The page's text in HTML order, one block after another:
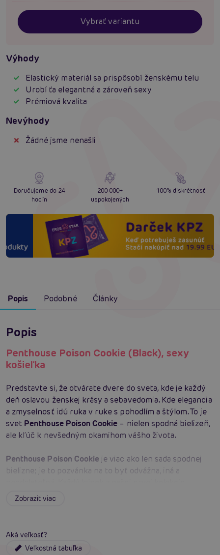
Vybrať variantu
Výhody
Elastický materiál sa prispôsobí ženskému telu
Urobí ťa elegantná a zároveň sexy
Prémiová kvalita
Nevýhody
Žádné jsme nenašli
Doručujeme do 24
hodín
200 000+
uspokojených
100% diskrétnosť
Popis Podobné Články
Popis
Penthouse Poison Cookie (Black), sexy
košieľka
Predstavte si, že otvárate dvere do sveta, kde je každý
deň oslavou ženskej krásy a sebavedomia. Kde elegancia
a zmyselnosť idú ruka v ruke s pohodlím a štýlom. To je
svet Penthouse Poison Cookie – nielen spodná bielizeň,
ale kľúč k nevšedným okamihom vášho života.
Penthouse Poison Cookie je viac ako len sada spodnej
bielizne; je to pozvánka na to byť odvážna, iná a
Penthousebol navrhnutý tak, aby oslávil a zvýraznil
bežného dňa,
Zobraziť viac
Aká veľkosť?
Veľkostná tabuľka